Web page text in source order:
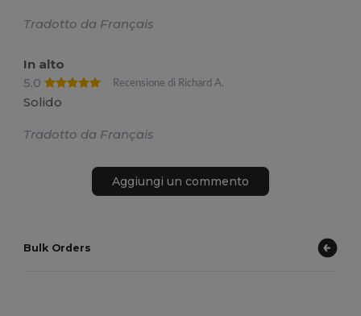
Tradotto da Français
In alto
5.0
Recensione di Richard A.
Solido
Tradotto da Français
Aggiungi un commento
Bulk Orders